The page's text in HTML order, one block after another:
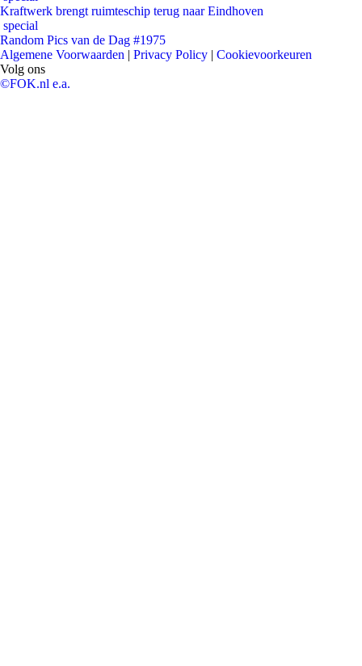
Kraftwerk brengt ruimteschip terug naar Eindhoven
special
Random Pics van de Dag #1975
Algemene Voorwaarden | Privacy Policy | Cookievoorkeuren
Volg ons
©FOK.nl e.a.